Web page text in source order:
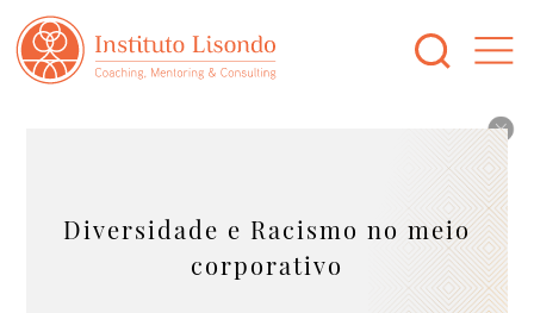
Diversidade e Racismo no meio
corporativo